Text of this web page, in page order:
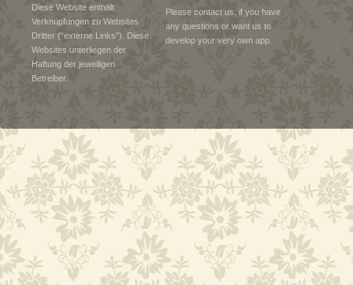
Diese Website enthält
Verknüpfungen zu Websites
Dritter (“externe Links”). Diese
Websites unterliegen der
Haftung der jeweiligen
Betreiber.
Please contact us, if you have
any questions or want us to
develop your very own app.